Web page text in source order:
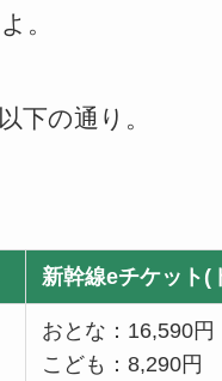
。
下の通り。
新幹線eチケット(
おとな：16,590円
こども：8,290円